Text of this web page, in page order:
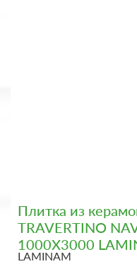
Плитка из
TRAVERTINO
1000X3000
LAMINAM